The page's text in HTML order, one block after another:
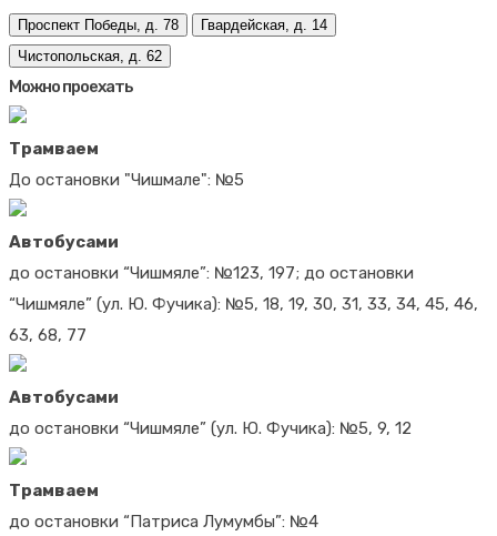
Проспект Победы, д. 78
Гвардейская, д. 14
Чистопольская, д. 62
Можно проехать
Трамваем
До остановки "Чишмале": №5
Автобусами
до остановки “Чишмяле”: №123, 197; до остановки
“Чишмяле” (ул. Ю. Фучика): №5, 18, 19, 30, 31, 33, 34, 45, 46,
63, 68, 77
Автобусами
до остановки “Чишмяле” (ул. Ю. Фучика): №5, 9, 12
Трамваем
до остановки “Патриса Лумумбы”: №4